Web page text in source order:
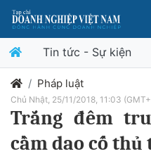
Tin tức - Sự kiện
Pháp luật
Chủ Nhật, 25/11/2018, 11:03
Trắng đêm
cầm dao cố thủ